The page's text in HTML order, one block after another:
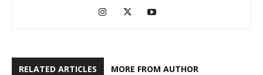
RELATED ARTICLES MORE FROM AUTHOR